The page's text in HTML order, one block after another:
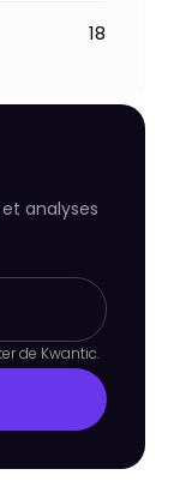
18
analyses
de Kwantic.